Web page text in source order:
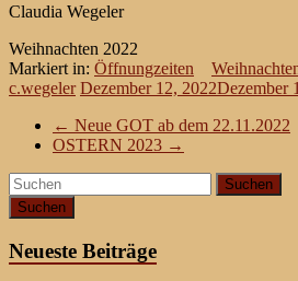
Claudia Wegeler
Weihnachten 2022
Markiert in: Öffnungzeiten
c.wegeler Dezember 12, 2022Dezember
← Neue GOT ab dem 22.11.2022
OSTERN 2023 →
Suchen
Neueste Beiträge